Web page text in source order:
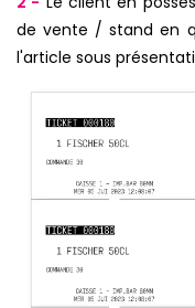
de vente / stand en
l'article sous